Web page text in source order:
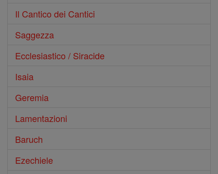
Il Cantico dei Cantici
Saggezza
Ecclesiastico / Siracide
Isaia
Geremia
Lamentazioni
Baruch
Ezechiele